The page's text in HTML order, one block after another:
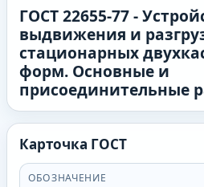
ГОСТ 22655-77-
выдвижения и
стационарных
форм. Основные и
присоединительные
Карточка ГОСТ
ОБОЗНАЧЕНИЕ